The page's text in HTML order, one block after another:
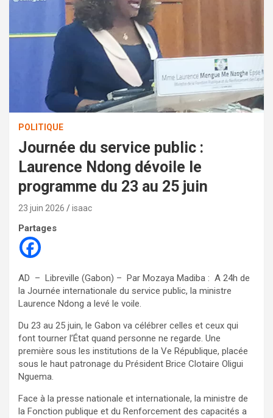
POLITIQUE
Journée du service public :
Laurence Ndong dévoile le
programme du 23 au 25 juin
23 juin 2026 isaac
Partages
AD – Libreville (Gabon) – Par Mozaya Madiba : A 24h de
la Journée internationale du service public, la ministre
Laurence Ndong a levé le voile.
Du 23 au 25 juin, le Gabon va célébrer celles et ceux qui
font tourner l’État quand personne ne regarde. Une
première sous les institutions de la Ve République, placée
sous le haut patronage du Président Brice Clotaire Oligui
Nguema.
Face à la presse nationale et internationale, la ministre de
la Fonction publique et du Renforcement des capacités a